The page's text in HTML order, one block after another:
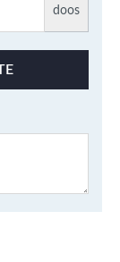
doos